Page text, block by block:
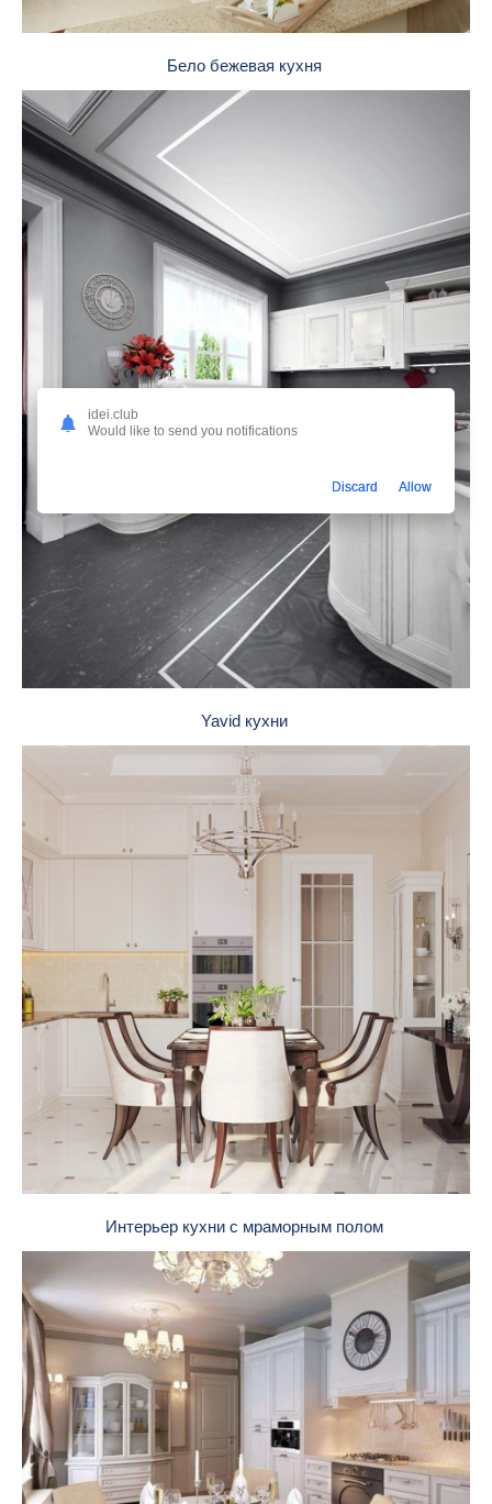
Бело бежевая кухня
Yavid кухни
Интерьер кухни с мраморным полом
idei.club
Would like to send you notifications
Discard Allow